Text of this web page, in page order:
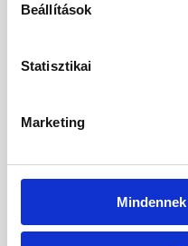
Beállítások
Statisztikai
Marketing